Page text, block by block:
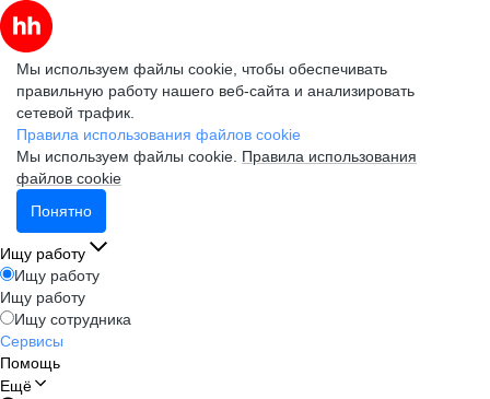
Мы используем файлы cookie, чтобы обеспечивать
правильную работу нашего веб-сайта и анализировать
сетевой трафик.
Правила использования файлов cookie
Мы используем файлы cookie. Правила использования
файлов cookie
Понятно
Ищу работу
Ищу работу
Ищу работу
Ищу сотрудника
Сервисы
Помощь
Ещё